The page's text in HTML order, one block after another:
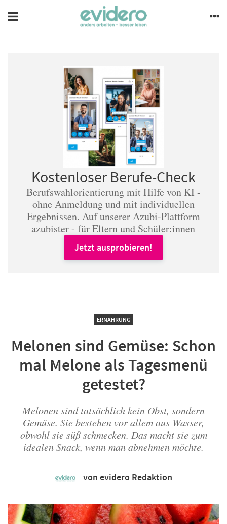
Kostenloser Berufe-Check
Berufswahlorientierung mit Hilfe von KI -
ohne Anmeldung und mit individuellen
Ergebnissen. Auf unserer Azubi-Plattform
azubister - für Eltern und Schüler:innen
Jetzt ausprobieren!
ERNÄHRUNG
Melonen sind Gemüse: Schon
mal Melone als Tagesmenü
getestet?
Melonen sind tatsächlich kein Obst, sondern
Gemüse. Sie bestehen vor allem aus Wasser,
obwohl sie süß schmecken. Das macht sie zum
idealen Snack, wenn man abnehmen möchte.
von evidero Redaktion